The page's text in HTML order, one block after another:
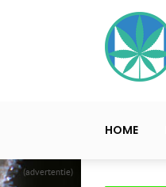
(advertentie)
HOME